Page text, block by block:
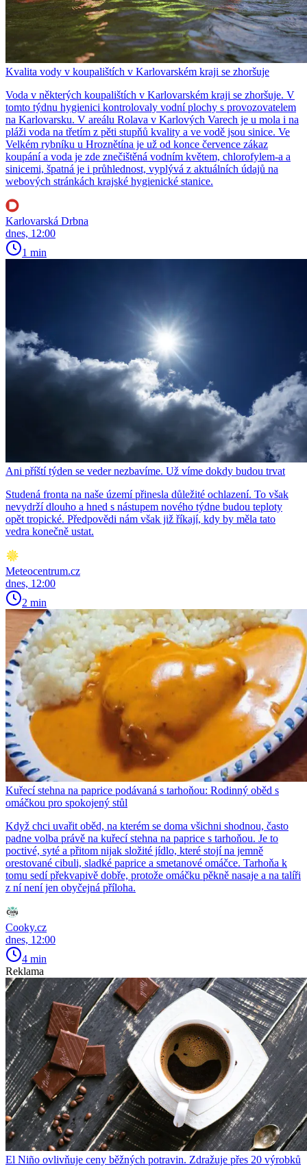
Kvalita vody v koupalištích v Karlovarském kraji se zhoršuje
Voda v některých koupalištích v Karlovarském kraji se zhoršuje. V
tomto týdnu hygienici kontrolovaly vodní plochy s provozovatelem
na Karlovarsku. V areálu Rolava v Karlových Varech je u mola i na
pláži voda na třetím z pěti stupňů kvality a ve vodě jsou sinice. Ve
Velkém rybníku u Hroznětína je už od konce července zákaz
koupání a voda je zde znečištěná vodním květem, chlorofylem-a a
sinicemi, špatná je i průhlednost, vyplývá z aktuálních údajů na
webových stránkách krajské hygienické stanice.
Karlovarská Drbna
dnes, 12:00
1 min
Ani příští týden se veder nezbavíme. Už víme dokdy budou trvat
Studená fronta na naše území přinesla důležité ochlazení. To však
nevydrží dlouho a hned s nástupem nového týdne budou teploty
opět tropické. Předpovědi nám však již říkají, kdy by měla tato
vedra konečně ustat.
Meteocentrum.cz
dnes, 12:00
2 min
Kuřecí stehna na paprice podávaná s tarhoňou: Rodinný oběd s
omáčkou pro spokojený stůl
Když chci uvařit oběd, na kterém se doma všichni shodnou, často
padne volba právě na kuřecí stehna na paprice s tarhoňou. Je to
poctivé, syté a přitom nijak složité jídlo, které stojí na jemně
orestované cibuli, sladké paprice a smetanové omáčce. Tarhoňa k
tomu sedí překvapivě dobře, protože omáčku pěkně nasaje a na talíři
z ní není jen obyčejná příloha.
Cooky.cz
dnes, 12:00
4 min
Reklama
El Niño ovlivňuje ceny běžných potravin. Zdražuje přes 20 výrobků